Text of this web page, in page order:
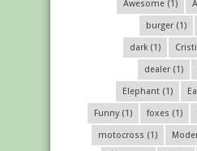
Awesome (1)
burger (1)
dark (1)
dealer (1)
Elephant (1)
foxes (1)
Funny(1)
motocross (1)